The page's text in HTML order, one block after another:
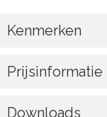
Kenmerken
Prijsinformatie
Downloads